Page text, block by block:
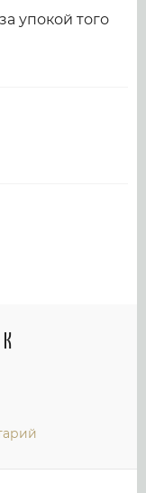
упокой того